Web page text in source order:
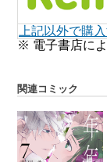
上記以外で購
※ 電子書店に
関連コミック